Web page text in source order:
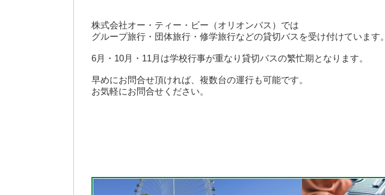
株式会社オー・ティー・ビー（オリオンバス）では
グループ旅行・団体旅行・修学旅行などの貸切バスを受け付けています。
6月・10月・11月は学校行事が重なり貸切バスの繁忙期となります。
早めにお問合せ頂ければ、複数台の運行も可能です。
お気軽にお問合せください。